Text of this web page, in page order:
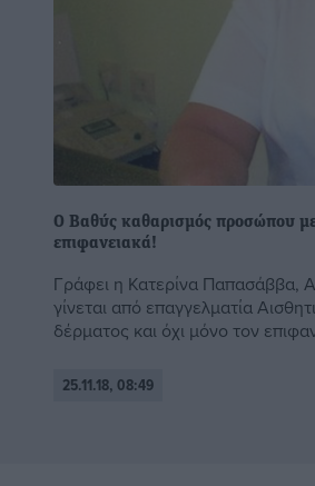
O Βαθύς καθαρισμός προσώπου
επιφανειακά!
Γράφει η Κατερίνα Παπασάββα,
γίνεται από επαγγελματία
δέρματος και όχι μόνο τον
25.11.18, 08:49